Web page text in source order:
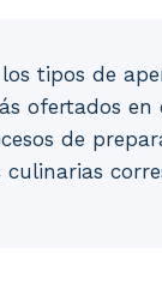
tipos de
ofertados
de